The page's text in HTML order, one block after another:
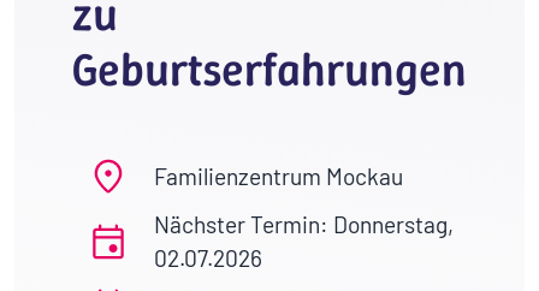
zu
Geburtserfahrungen
Familienzentrum Mockau
Nächster Termin: Donnerstag,
02.07.2026